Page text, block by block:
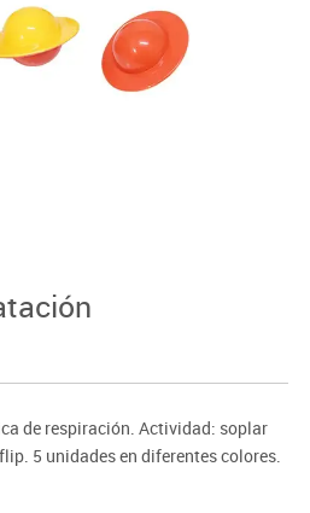
de respiración. Actividad: soplar
5 unidades en diferentes colores.